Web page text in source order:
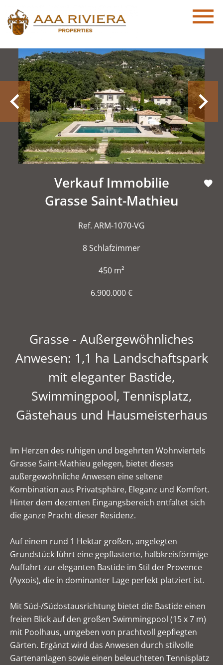
Verkauf Immobilie
Grasse Saint-Mathieu
Ref. ARM-1070-VG
8 Schlafzimmer
450 m²
6.900.000 €
Grasse - Außergewöhnliches
Anwesen: 1,1 ha Landschaftspark
mit eleganter Bastide,
Swimmingpool, Tennisplatz,
Gästehaus und Hausmeisterhaus
Im Herzen des ruhigen und begehrten Wohnviertels
Grasse Saint-Mathieu gelegen, bietet dieses
außergewöhnliche Anwesen eine seltene
Kombination aus Privatsphäre, Eleganz und Komfort.
Hinter dem dezenten Eingangsbereich entfaltet sich
die ganze Pracht dieser Residenz.
Auf einem rund 1 Hektar großen, angelegten
Grundstück führt eine gepflasterte, halbkreisförmige
Auffahrt zur eleganten Bastide im Stil der Provence
(Ayxois), die in dominanter Lage perfekt platziert ist.
Mit Süd-/Südostausrichtung bietet die Bastide einen
freien Blick auf den großen Swimmingpool (15 x 7 m)
mit Poolhaus, umgeben von prachtvoll gepflegten
Gärten. Ergänzt wird das Anwesen durch stilvolle
Gartenanlagen sowie einen beleuchteten Tennisplatz